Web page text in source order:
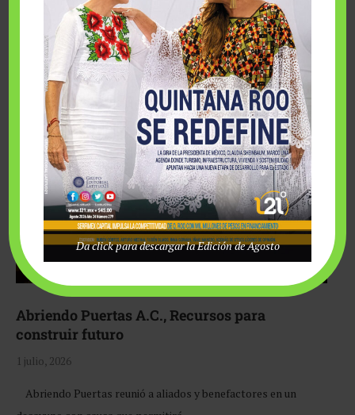
Fairmont Mayakoba y Make-A-Wish México unieron
esfuerzos para hacer realidad el deseo de una …
Abriendo Puertas A.C., Recursos para
construir futuro
1 julio, 2026
Abriendo Puertas reunió a aliados y benefactores en un
Da click para descargar la Edición de Agosto